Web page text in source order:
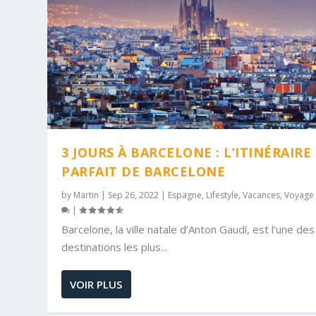
3 JOURS À BARCELONE : L’ITINÉRAIRE
PARFAIT DE BARCELONE
by Martin | Sep 26, 2022 | Espagne, Lifestyle,Vacances,Voyage
|
Barcelone, la ville natale d’Anton Gaudí, est l’une des
destinations les plus...
VOIR PLUS